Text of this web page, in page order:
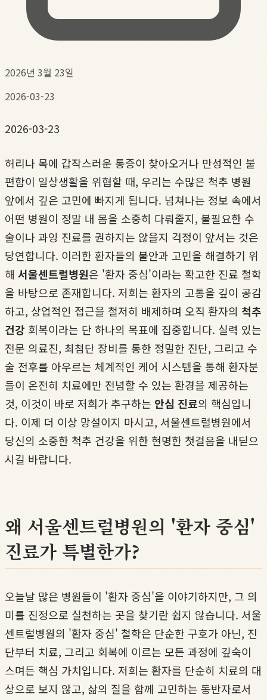
2026년 3월 23일
2026-03-23
2026-03-23
허리나 목에 갑작스러운 통증이 찾아오거나 만성적인 불
편함이 일상생활을 위협할 때, 우리는 수많은 척추 병원
앞에서 깊은 고민에 빠지게 됩니다. 넘쳐나는 정보 속에서
어떤 병원이 정말 내 몸을 소중히 다뤄줄지, 불필요한 수
술이나 과잉 진료를 권하지는 않을지 걱정이 앞서는 것은
당연합니다. 이러한 환자들의 불안과 고민을 해결하기 위
해 서울센트럴병원은 '환자 중심'이라는 확고한 진료 철학
을 바탕으로 존재합니다. 저희는 환자의 고통을 깊이 공감
하고, 상업적인 접근을 철저히 배제하며 오직 환자의 척추
건강 회복이라는 단 하나의 목표에 집중합니다. 실력 있는
전문 의료진, 최첨단 장비를 통한 정밀한 진단, 그리고 수
술 전후를 아우르는 체계적인 케어 시스템을 통해 환자분
들이 온전히 치료에만 전념할 수 있는 환경을 제공하는
것, 이것이 바로 저희가 추구하는 안심 진료의 핵심입니
다. 이제 더 이상 망설이지 마시고, 서울센트럴병원에서
당신의 소중한 척추 건강을 위한 현명한 첫걸음을 내딛으
시길 바랍니다.
왜 서울센트럴병원의 '환자 중심'
진료가 특별한가?
오늘날 많은 병원들이 '환자 중심'을 이야기하지만, 그 의
미를 진정으로 실천하는 곳을 찾기란 쉽지 않습니다. 서울
센트럴병원의 '환자 중심' 철학은 단순한 구호가 아닌, 진
단부터 치료, 그리고 회복에 이르는 모든 과정에 깊숙이
스며든 핵심 가치입니다. 저희는 환자를 단순히 치료의 대
상으로 보지 않고, 삶의 질을 함께 고민하는 동반자로서